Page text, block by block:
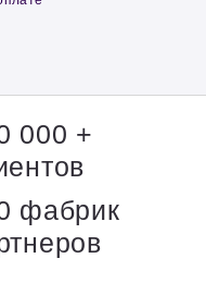
000 +
фабрик